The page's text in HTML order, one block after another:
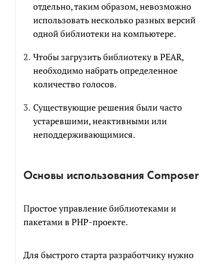
отдельно, таким образом, невозможно
использовать несколько разных версий
одной библиотеки на компьютере.
Чтобы загрузить библиотеку в PEAR,
необходимо набрать определенное
количество голосов.
Существующие решения были часто
устаревшими, неактивными или
неподдерживающимися.
Основы использования Composer
Простое управление библиотеками и
пакетами в PHP-проекте.
Для быстрого старта разработчику нужно
ПРИКРЕПИТЬ БРИФ ИЛИ ТЗ
Я соглашаюсь на обработку персональных
данных в соответствии с
Я согласен на получение информационных и
рекламных сообщений